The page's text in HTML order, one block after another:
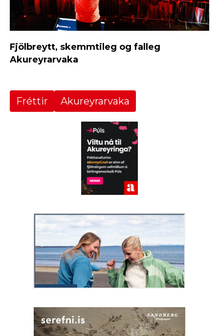
Fjölbreytt, skemmtileg og falleg
Akureyrarvaka
Fréttir Akureyrarvaka